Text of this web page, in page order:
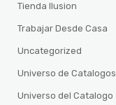
Tienda Ilusion
Trabajar Desde Casa
Uncategorized
Universo de Catalogos
Universo del Catalogo